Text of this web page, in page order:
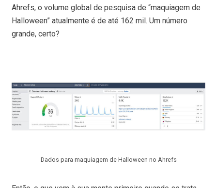
Ahrefs, o volume global de pesquisa de “maquiagem de
Halloween” atualmente é de até 162 mil. Um número
grande, certo?
Dados para maquiagem de Halloween no Ahrefs